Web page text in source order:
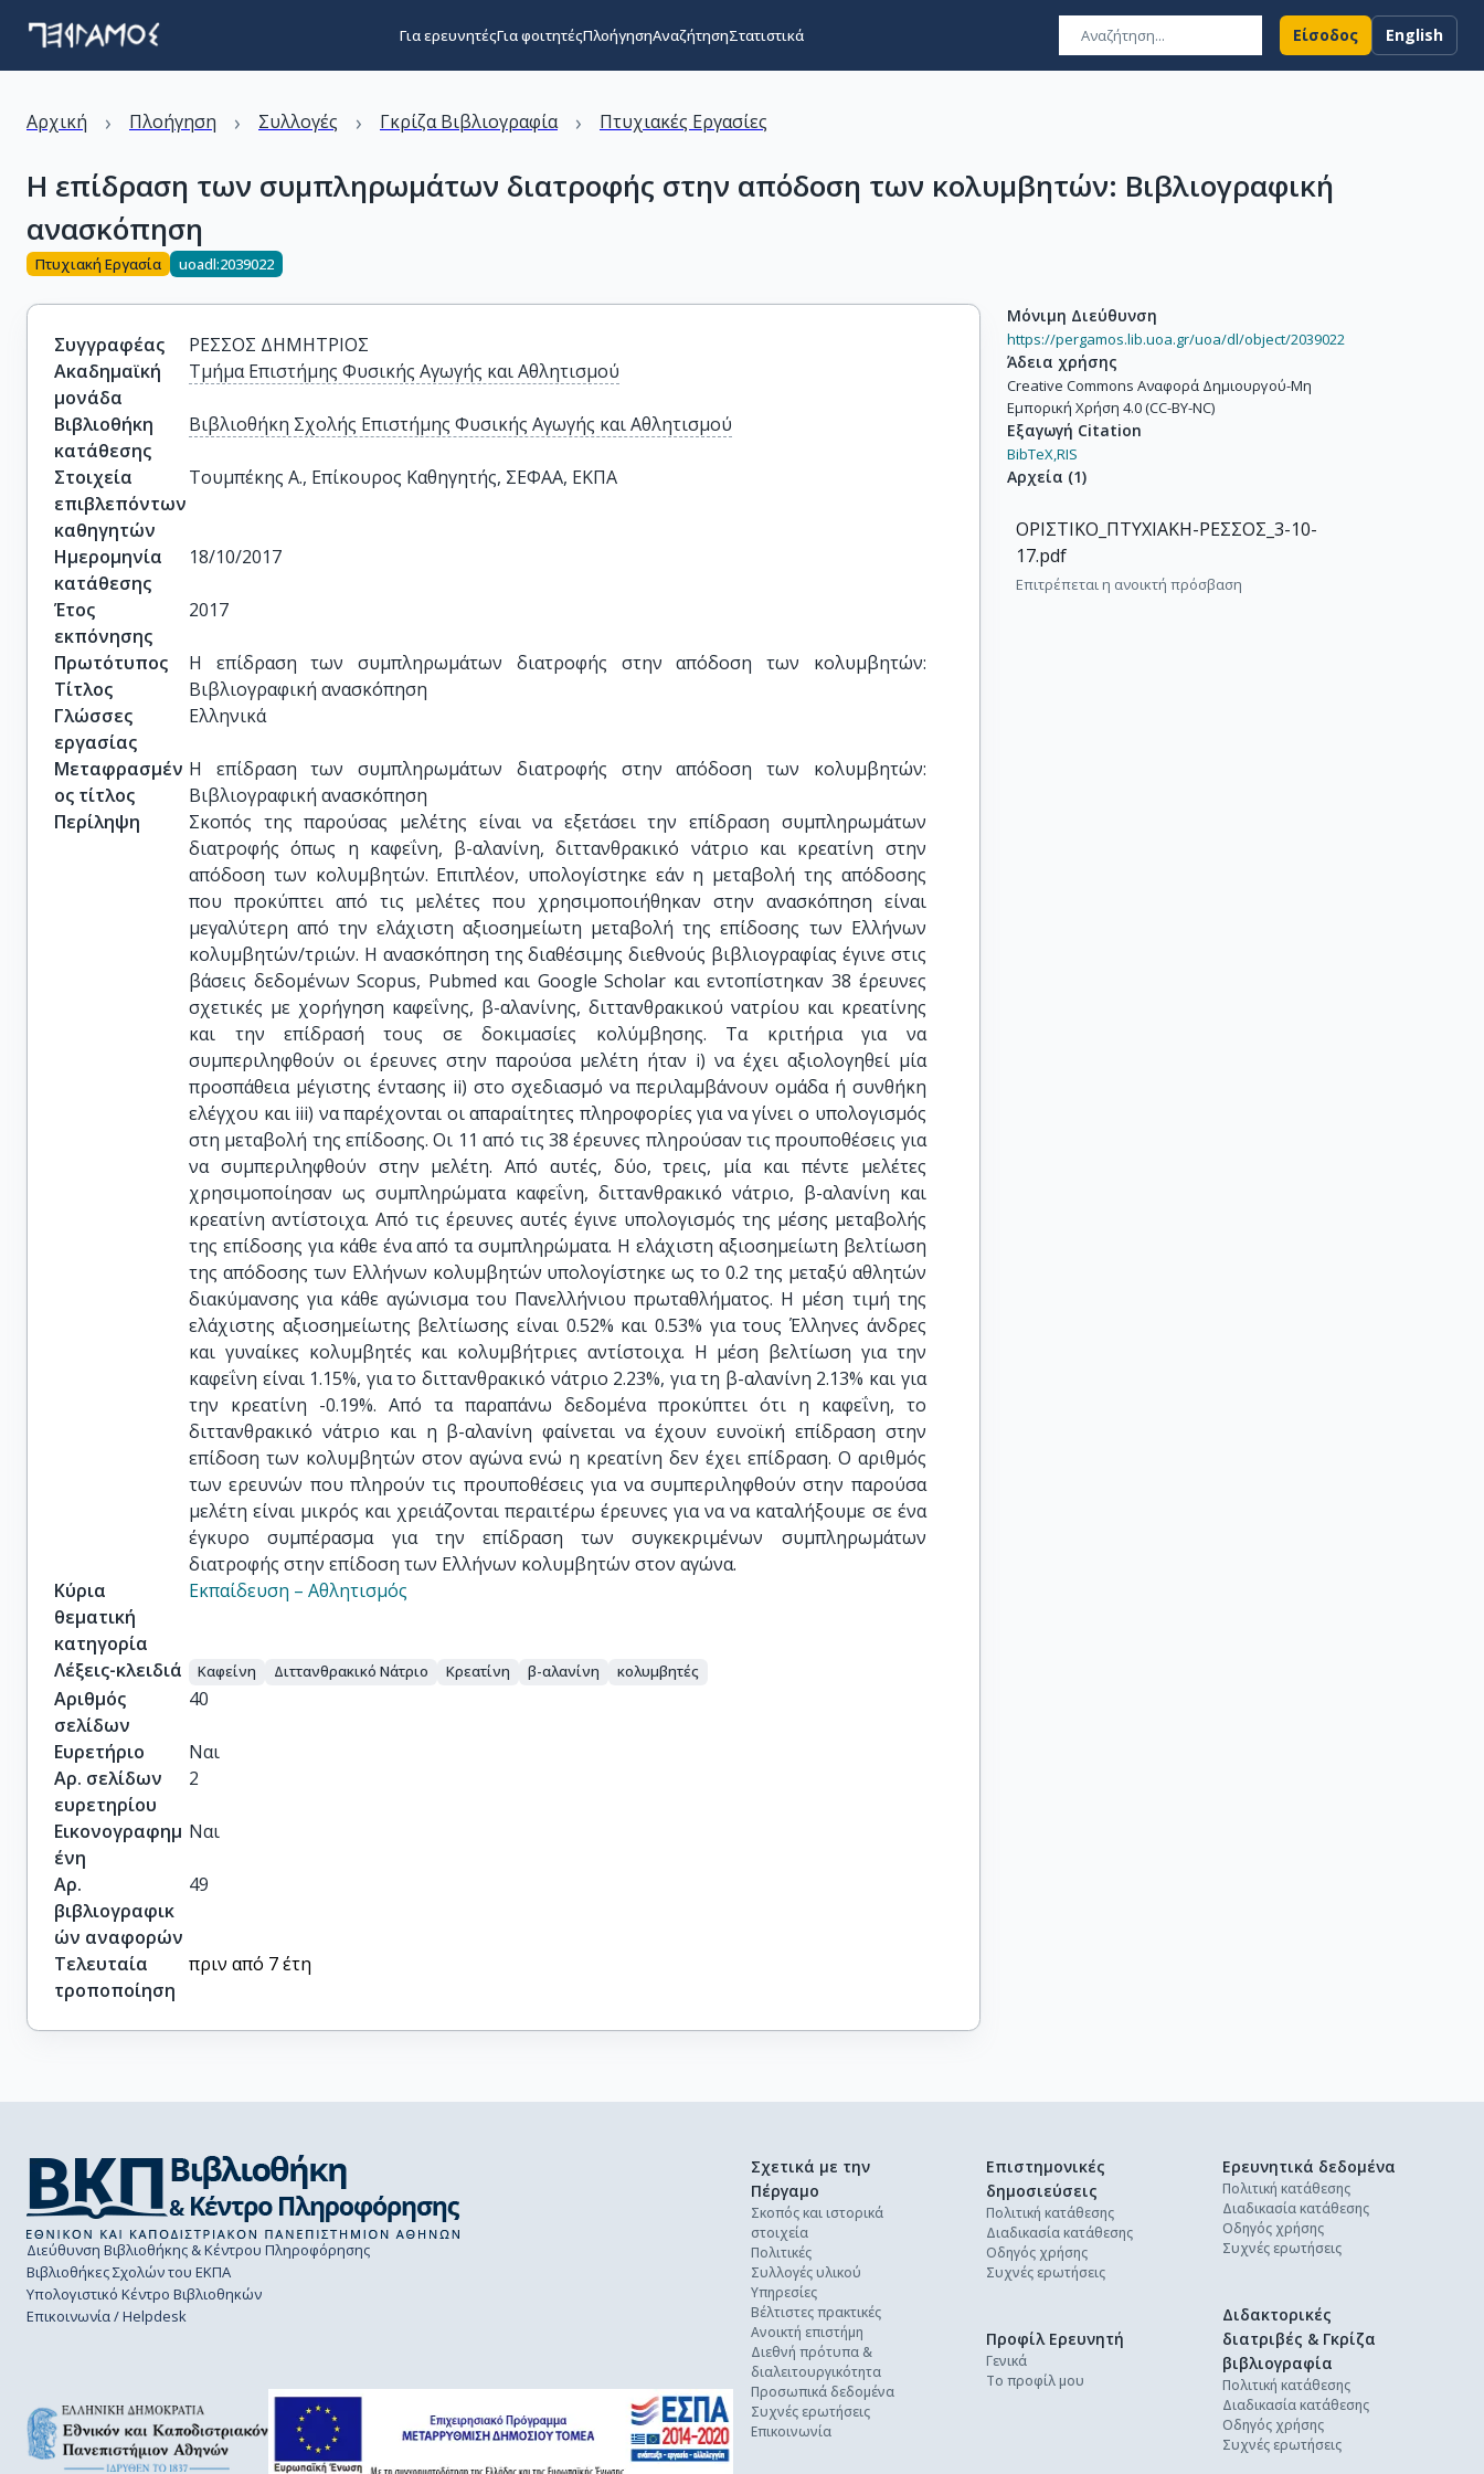
Για ερευνητέςΓια φοιτητέςΠλοήγησηΑναζήτησηΣτατιστικά Είσοδος English
Αρχική › Πλοήγηση › Συλλογές › Γκρίζα Βιβλιογραφία › Πτυχιακές Εργασίες
Η επίδραση των συμπληρωμάτων διατροφής στην απόδοση των κολυμβητών: Βιβλιογραφική
ανασκόπηση
Πτυχιακή Εργασία uoadl:2039022
Συγγραφέας
ΡΕΣΣΟΣ ΔΗΜΗΤΡΙΟΣ
Ακαδημαϊκή
μονάδα
Τμήμα Επιστήμης Φυσικής Αγωγής και Αθλητισμού
Βιβλιοθήκη
κατάθεσης
Βιβλιοθήκη Σχολής Επιστήμης Φυσικής Αγωγής και Αθλητισμού
Στοιχεία
επιβλεπόντων
καθηγητών
Τουμπέκης Α., Επίκουρος Καθηγητής, ΣΕΦΑΑ, ΕΚΠΑ
Ημερομηνία
κατάθεσης
18/10/2017
Έτος
εκπόνησης
2017
Πρωτότυπος
Τίτλος
Η επίδραση των συμπληρωμάτων διατροφής στην απόδοση των κολυμβητών:
Βιβλιογραφική ανασκόπηση
Γλώσσες
εργασίας
Ελληνικά
Μεταφρασμέν
ος τίτλος
Η επίδραση των συμπληρωμάτων διατροφής στην απόδοση των κολυμβητών:
Βιβλιογραφική ανασκόπηση
Περίληψη
Σκοπός της παρούσας μελέτης είναι να εξετάσει την επίδραση συμπληρωμάτων
διατροφής όπως η καφεΐνη, β-αλανίνη, διττανθρακικό νάτριο και κρεατίνη στην
απόδοση των κολυμβητών. Επιπλέον, υπολογίστηκε εάν η μεταβολή της απόδοσης
που προκύπτει από τις μελέτες που χρησιμοποιήθηκαν στην ανασκόπηση είναι
μεγαλύτερη από την ελάχιστη αξιοσημείωτη μεταβολή της επίδοσης των Ελλήνων
κολυμβητών/τριών. Η ανασκόπηση της διαθέσιμης διεθνούς βιβλιογραφίας έγινε στις
βάσεις δεδομένων Scopus, Pubmed και Google Scholar και εντοπίστηκαν 38 έρευνες
σχετικές με χορήγηση καφεΐνης, β-αλανίνης, διττανθρακικού νατρίου και κρεατίνης
και την επίδρασή τους σε δοκιμασίες κολύμβησης. Τα κριτήρια για να
συμπεριληφθούν οι έρευνες στην παρούσα μελέτη ήταν i) να έχει αξιολογηθεί μία
προσπάθεια μέγιστης έντασης ii) στο σχεδιασμό να περιλαμβάνουν ομάδα ή συνθήκη
ελέγχου και iii) να παρέχονται οι απαραίτητες πληροφορίες για να γίνει ο υπολογισμός
στη μεταβολή της επίδοσης. Οι 11 από τις 38 έρευνες πληρούσαν τις προυποθέσεις για
να συμπεριληφθούν στην μελέτη. Από αυτές, δύο, τρεις, μία και πέντε μελέτες
χρησιμοποίησαν ως συμπληρώματα καφεΐνη, διττανθρακικό νάτριο, β-αλανίνη και
κρεατίνη αντίστοιχα. Από τις έρευνες αυτές έγινε υπολογισμός της μέσης μεταβολής
της επίδοσης για κάθε ένα από τα συμπληρώματα. Η ελάχιστη αξιοσημείωτη βελτίωση
της απόδοσης των Ελλήνων κολυμβητών υπολογίστηκε ως το 0.2 της μεταξύ αθλητών
διακύμανσης για κάθε αγώνισμα του Πανελλήνιου πρωταθλήματος. Η μέση τιμή της
ελάχιστης αξιοσημείωτης βελτίωσης είναι 0.52% και 0.53% για τους Έλληνες άνδρες
και γυναίκες κολυμβητές και κολυμβήτριες αντίστοιχα. Η μέση βελτίωση για την
καφεΐνη είναι 1.15%, για το διττανθρακικό νάτριο 2.23%, για τη β-αλανίνη 2.13% και για
την κρεατίνη -0.19%. Από τα παραπάνω δεδομένα προκύπτει ότι η καφεΐνη, το
διττανθρακικό νάτριο και η β-αλανίνη φαίνεται να έχουν ευνοϊκή επίδραση στην
επίδοση των κολυμβητών στον αγώνα ενώ η κρεατίνη δεν έχει επίδραση. Ο αριθμός
των ερευνών που πληρούν τις προυποθέσεις για να συμπεριληφθούν στην παρούσα
μελέτη είναι μικρός και χρειάζονται περαιτέρω έρευνες για να να καταλήξουμε σε ένα
έγκυρο συμπέρασμα για την επίδραση των συγκεκριμένων συμπληρωμάτων
διατροφής στην επίδοση των Ελλήνων κολυμβητών στον αγώνα.
Κύρια
θεματική
κατηγορία
Εκπαίδευση – Αθλητισμός
Λέξεις-κλειδιά Καφείνη Διττανθρακικό Νάτριο Κρεατίνη β-αλανίνη κολυμβητές
Αριθμός
σελίδων
40
Ευρετήριο
Ναι
Αρ. σελίδων
ευρετηρίου
2
Εικονογραφημ
ένη
Ναι
Αρ.
βιβλιογραφικ
ών αναφορών
49
Τελευταία
τροποποίηση
πριν από 7 έτη
Μόνιμη Διεύθυνση
https://pergamos.lib.uoa.gr/uoa/dl/object/2039022
Άδεια χρήσης
Creative Commons Αναφορά Δημιουργού-Μη
Εμπορική Χρήση 4.0 (CC-BY-NC)
Εξαγωγή Citation
BibTeX,RIS
Αρχεία (1)
ΟΡΙΣΤΙΚΟ_ΠΤΥΧΙΑΚΗ-ΡΕΣΣΟΣ_3-10-
17.pdf
Επιτρέπεται η ανοικτή πρόσβαση
Διεύθυνση Βιβλιοθήκης & Κέντρου Πληροφόρησης
Βιβλιοθήκες Σχολών του ΕΚΠΑ
Υπολογιστικό Κέντρο Βιβλιοθηκών
Επικοινωνία / Helpdesk
Σχετικά με την
Πέργαμο
Σκοπός και ιστορικά
στοιχεία
Πολιτικές
Συλλογές υλικού
Υπηρεσίες
Βέλτιστες πρακτικές
Ανοικτή επιστήμη
Διεθνή πρότυπα &
διαλειτουργικότητα
Προσωπικά δεδομένα
Συχνές ερωτήσεις
Επικοινωνία
Επιστημονικές
δημοσιεύσεις
Πολιτική κατάθεσης
Διαδικασία κατάθεσης
Οδηγός χρήσης
Συχνές ερωτήσεις
Ερευνητικά δεδομένα
Πολιτική κατάθεσης
Διαδικασία κατάθεσης
Οδηγός χρήσης
Συχνές ερωτήσεις
Διδακτορικές
διατριβές & Γκρίζα
βιβλιογραφία
Πολιτική κατάθεσης
Διαδικασία κατάθεσης
Οδηγός χρήσης
Συχνές ερωτήσεις
Προφίλ Ερευνητή
Γενικά
Το προφίλ μου